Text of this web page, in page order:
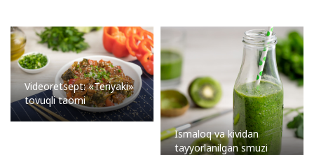
Videoretsept: «Teriyaki»
tovuqli taomi
Ismaloq va kividan
tayyorlanilgan smuzi